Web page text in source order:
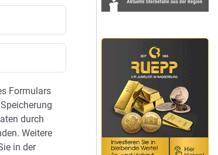
Formulars
durch
Weitere
in der